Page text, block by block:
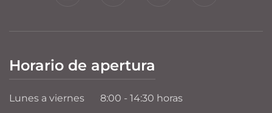
Horario de apertura
Lunes a viernes 8:00 - 14:30 horas